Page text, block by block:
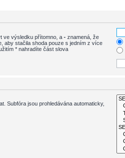
ve výsledku přítomno, a - znamená, že
aby stačila shoda pouze s jedním z více
* nahradíte část slova
Subfóra jsou prohledávána automaticky,